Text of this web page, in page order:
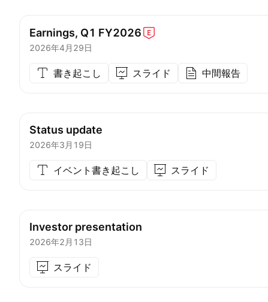
Earnings, Q1 FY2026
2026年4月29日
書き起こし スライド 中間報告
Status update
2026年3月19日
イベント書き起こし スライド
Investor presentation
2026年2月13日
スライド